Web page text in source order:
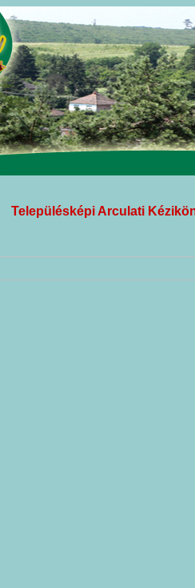
Településképi Arculati